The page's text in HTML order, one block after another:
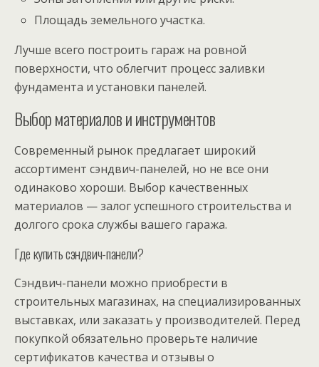
Площадь земельного участка.
Лучше всего построить гараж на ровной
поверхности, что облегчит процесс заливки
фундамента и установки панелей.
Выбор материалов и инструментов
Современный рынок предлагает широкий
ассортимент сэндвич-панелей, но не все они
одинаково хороши. Выбор качественных
материалов — залог успешного строительства и
долгого срока службы вашего гаража.
Где купить сэндвич-панели?
Сэндвич-панели можно приобрести в
строительных магазинах, на специализированных
выставках, или заказать у производителей. Перед
покупкой обязательно проверьте наличие
сертификатов качества и отзывы о